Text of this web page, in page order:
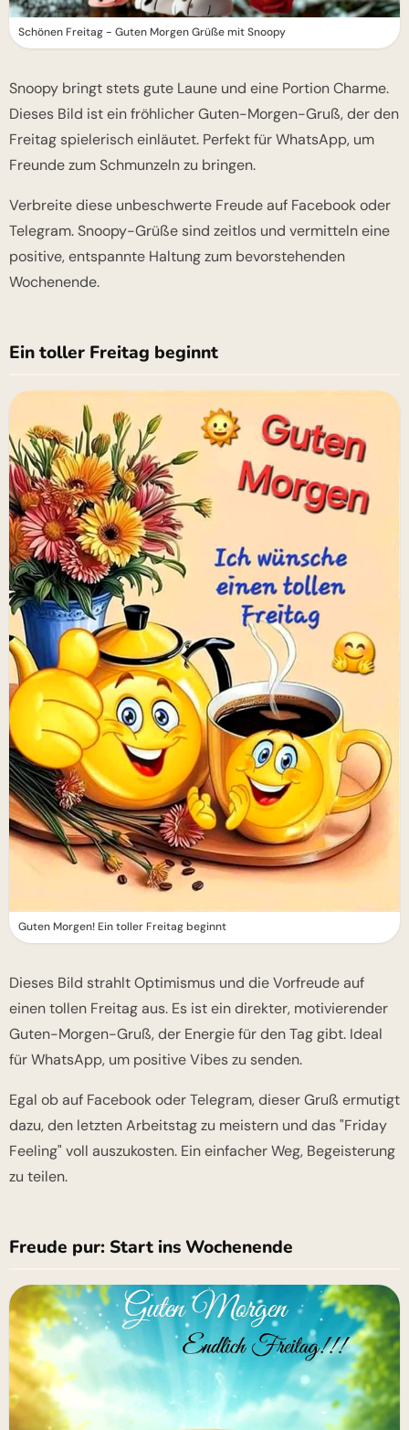
Schönen Freitag - Guten Morgen Grüße mit Snoopy
Snoopy bringt stets gute Laune und eine Portion Charme.
Dieses Bild ist ein fröhlicher Guten-Morgen-Gruß, der den
Freitag spielerisch einläutet. Perfekt für WhatsApp, um
Freunde zum Schmunzeln zu bringen.
Verbreite diese unbeschwerte Freude auf Facebook oder
Telegram. Snoopy-Grüße sind zeitlos und vermitteln eine
positive, entspannte Haltung zum bevorstehenden
Wochenende.
Ein toller Freitag beginnt
Guten Morgen! Ein toller Freitag beginnt
Dieses Bild strahlt Optimismus und die Vorfreude auf
einen tollen Freitag aus. Es ist ein direkter, motivierender
Guten-Morgen-Gruß, der Energie für den Tag gibt. Ideal
für WhatsApp, um positive Vibes zu senden.
Egal ob auf Facebook oder Telegram, dieser Gruß ermutigt
dazu, den letzten Arbeitstag zu meistern und das "Friday
Feeling" voll auszukosten. Ein einfacher Weg, Begeisterung
zu teilen.
Freude pur: Start ins Wochenende